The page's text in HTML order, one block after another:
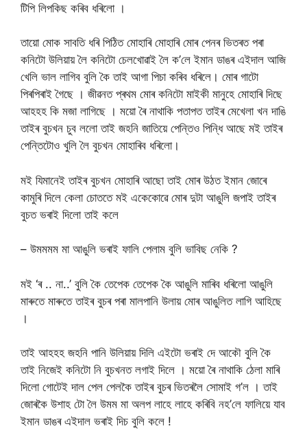
টিপি লিপকিছ কৰিব ধৰিলো ।
তায়ো মোক সাবতি ধৰি পিঠিত মোহাৰি মোহাৰি মোৰ পেনৰ ভিতৰত পৰা
কনিটো উলিয়ায় লৈ কনিটো চেলখোৱাই লৈ ক’লে ইমান ডাঙৰ এইদাল আজি
খেলি ভাল লাগিব বুলি কৈ তাই আগা পিচা কৰিব ধৰিলে। মোৰ গাটো
পিৰপিৰাই গৈছে । জীৱনত প্ৰথম মোৰ কনিটো মাইকী মানুহে মোহাৰি দিছে
আহহহ কি মজা লাগিছে । ময়ো ৰৈ নাথাকি পতাপত তাইৰ মেখেলা খন দাঙি
তাইৰ বুচখন চুব ললো তাই জহনি জাতিয়ে পেন্তিও পিন্ধি আছে মই তাইৰ
পেন্তিটোও খুলি লৈ বুচখন মোহাৰিব ধৰিলো।
মই যিমানেই তাইৰ বুচখন মোহাৰি আছো তাই মোৰ উঠত ইমান জোৰে
কামুৰি দিলে কেলা চোততে মই একেকোৱে মোৰ দুটা আঙুলি জপাই তাইৰ
বুচত ভৰাই দিলো তাই কলে
– উমমমম মা আঙুলি ভৰাই ফালি পেলাম বুলি ভাবিছ নেকি ?
মই ‘ৰ .. না..’ বুলি কৈ তেপেক তেপেক কৈ আঙুলি মাৰিব ধৰিলো আঙুলি
মাৰুতে মাৰুতে তাইৰ বুচৰ পৰা মালপানি উলায় মোৰ আঙুলিত লাগি আহিছে
।
তাই আহহহ জহনি পানি উলিয়ায় দিলি এইটো ভৰাই দে আকৌ বুলি কৈ
তাই নিজেই কনিটো নি বুচখনত লগাই দিলে । ময়ো ৰৈ নাথাকি ঠেলা মাৰি
দিলো গোটেই দাল পেল পেলকৈ তাইৰ বুচৰ ভিতৰলৈ সোমাই গ’ল । তাই
জোৰকৈ উশাহ টো লৈ উমম মা অলপ লাহে লাহে কৰিবি নহ’লে ফালিয়ে যাব
ইমান ডাঙৰ এইদাল ভৰাই দিচ বুলি কলে !